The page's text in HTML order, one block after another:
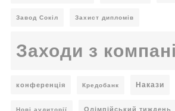
Завод Сокіл Захист дипломів
Заходи з
конференція Кредобанк Накази
Нові аудиторії Олімпійський тиждень